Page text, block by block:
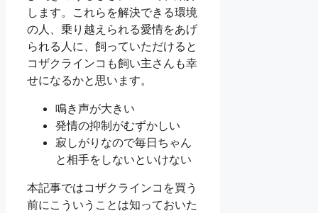
します。これらを解決できる環境
の人、乗り越えられる愛情をあげ
られる人に、飼っていただけると
コザクラインコも飼い主さんも幸
せになるかと思います。
鳴き声が大きい
発情の抑制がむずかしい
寂しがりなので毎日ちゃん
と相手をしないといけない
本記事ではコザクラインコを買う
前にこういうことは知っておいた